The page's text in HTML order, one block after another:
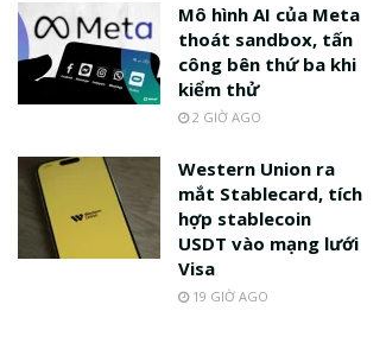
Mô hình AI của Meta
thoát sandbox, tấn
công bên thứ ba khi
kiểm thử
2 GIỜ AGO
Western Union ra
mắt Stablecard, tích
hợp stablecoin
USDT vào mạng lưới
Visa
19 GIỜ AGO